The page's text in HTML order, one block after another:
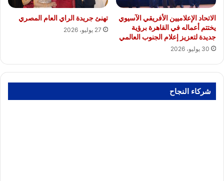
الاتحاد الإعلاميين الأفريقي الآسيوي
يختتم أعماله في القاهرة برؤية
جديدة لتعزيز إعلام الجنوب العالمي
30 يوليو، 2026
تهنئ جريدة الراي العام المصري
27 يوليو، 2026
شركاء النجاح